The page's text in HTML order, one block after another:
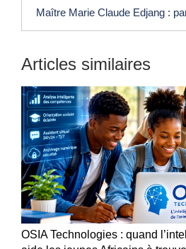
Articles similaires
OSIA Technologies : quand